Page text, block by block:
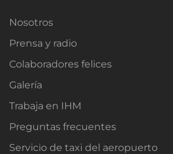
Nosotros
Prensa y radio
Colaboradores felices
Galería
Trabaja en IHM
Preguntas frecuentes
Servicio de taxi del aeropuerto